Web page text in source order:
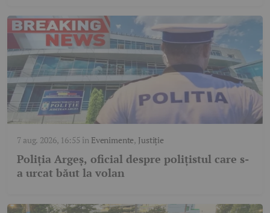
7 aug. 2026, 16:55 în Evenimente, Justiție
Poliția Argeș, oficial despre polițistul care s-
a urcat băut la volan